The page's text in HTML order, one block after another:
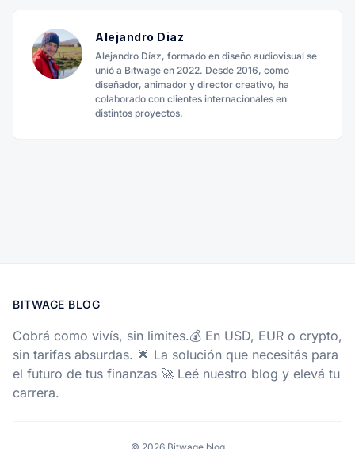
Alejandro Diaz
Alejandro Díaz, formado en diseño audiovisual se
unió a Bitwage en 2022. Desde 2016, como
diseñador, animador y director creativo, ha
colaborado con clientes internacionales en
distintos proyectos.
BITWAGE BLOG
Cobrá como vivís, sin limites.💰 En USD, EUR o crypto,
sin tarifas absurdas. 🌟 La solución que necesitás para
el futuro de tus finanzas 🚀 Leé nuestro blog y elevá tu
carrera.